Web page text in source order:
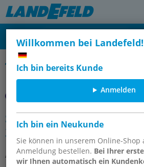
Willkommen bei Landefeld!
Ich bin bereits Kunde
Anmelden
Ich bin ein Neukunde
Sie können in unserem Online-Shop
Anmeldung bestellen. Bei Ihrer
wir Ihnen automatisch ein
Steckverschraubungen mit
Steckanschluss m.
3mm, IQS-Standard
Artikelnummer: IQSF M53